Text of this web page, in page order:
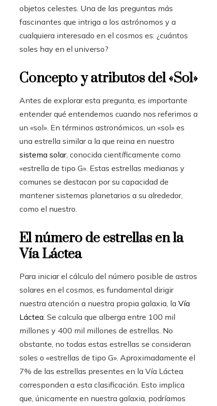
objetos celestes. Una de las preguntas más
fascinantes que intriga a los astrónomos y a
cualquiera interesado en el cosmos es: ¿cuántos
soles hay en el universo?
Concepto y atributos del «Sol»
Antes de explorar esta pregunta, es importante
entender qué entendemos cuando nos referimos a
un «sol». En términos astronómicos, un «sol» es
una estrella similar a la que reina en nuestro
sistema solar, conocida científicamente como
«estrella de tipo G». Estas estrellas medianas y
comunes se destacan por su capacidad de
mantener sistemas planetarios a su alrededor,
como el nuestro.
El número de estrellas en la
Vía Láctea
Para iniciar el cálculo del número posible de astros
solares en el cosmos, es fundamental dirigir
nuestra atención a nuestra propia galaxia, la Vía
Láctea . Se calcula que alberga entre 100 mil
millones y 400 mil millones de estrellas. No
obstante, no todas estas estrellas se consideran
soles o «estrellas de tipo G». Aproximadamente el
7% de las estrellas presentes en la Vía Láctea
corresponden a esta clasificación. Esto implica
que, únicamente en nuestra galaxia, podríamos